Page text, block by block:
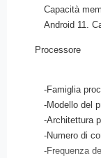
Capacità
Android 11.
Processore
-Famiglia
-Modello del
-Architettura
-Numero di
-Frequenza